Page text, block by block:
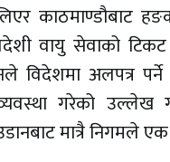
काठमाण्डौबाट
वायु सेवाको
अलपत्र पर्ने
गरेको उल्लेख
मात्रै निगमले